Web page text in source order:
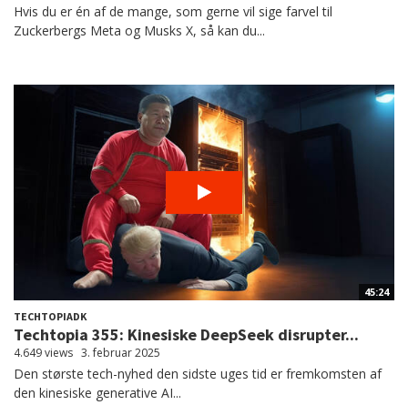
Hvis du er én af de mange, som gerne vil sige farvel til
Zuckerbergs Meta og Musks X, så kan du...
45:24
TECHTOPIADK
Techtopia 355: Kinesiske DeepSeek disrupter...
4.649 views 3. februar 2025
Den største tech-nyhed den sidste uges tid er fremkomsten af
den kinesiske generative AI...